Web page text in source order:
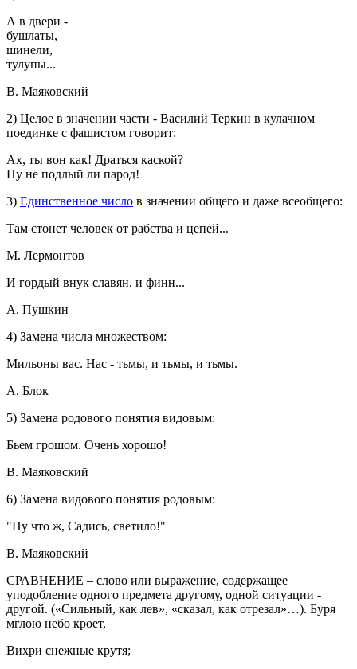
А в двери -
бушлаты,
шинели,
тулупы...
В. Маяковский
2) Целое в значении части - Василий Теркин в кулачном
поединке с фашистом говорит:
Ах, ты вон как! Драться каской?
Ну не подлый ли парод!
3) Единственное число в значении общего и даже всеобщего:
Там стонет человек от рабства и цепей...
М. Лермонтов
И гордый внук славян, и финн...
А. Пушкин
4) Замена числа множеством:
Мильоны вас. Нас - тьмы, и тьмы, и тьмы.
А. Блок
5) Замена родового понятия видовым:
Бьем грошом. Очень хорошо!
В. Маяковский
6) Замена видового понятия родовым:
"Ну что ж, Садись, светило!"
В. Маяковский
СРАВНЕНИЕ – слово или выражение, содержащее
уподобление одного предмета другому, одной ситуации -
другой. («Сильный, как лев», «сказал, как отрезал»…). Буря
мглою небо кроет,
Вихри снежные крутя;